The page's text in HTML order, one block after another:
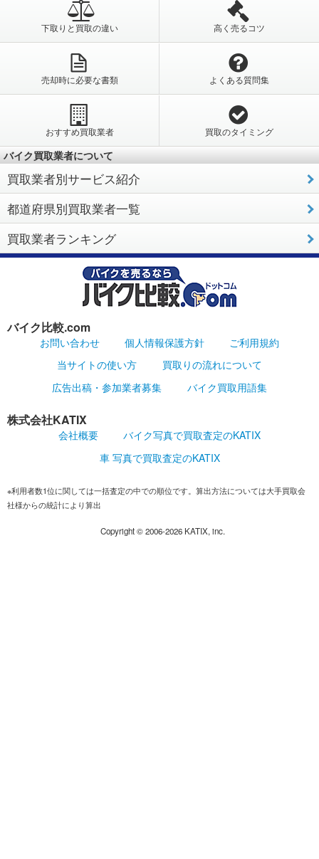
下取りと買取の違い 高く売るコツ
売却時に必要な書類 よくある質問集
おすすめ買取業者 買取のタイミング
バイク買取業者について
買取業者別サービス紹介
都道府県別買取業者一覧
買取業者ランキング
バイク比較.com
お問い合わせ 個人情報保護方針
ご利用規約
当サイトの使い方
買取りの流れについて
広告出稿・参加業者募集
バイク買取用語集
株式会社KATIX
会社概要
バイク写真で買取査定のKATIX
車 写真で買取査定のKATIX
※利用者数1位に関しては一括査定の中での順位です。算出方法については大手買取会
社様からの統計により算出
Copyright ©2006-2026KATIX, inc.